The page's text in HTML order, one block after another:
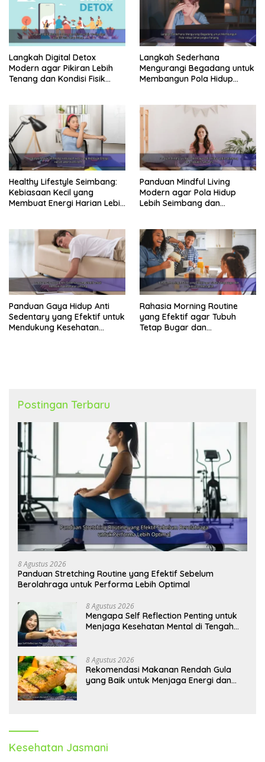
Langkah Digital Detox
Modern agar Pikiran Lebih
Tenang dan Kondisi Fisik
Langkah Sederhana
Mengurangi Begadang untuk
Membangun Pola Hidup
Healthy Lifestyle Seimbang:
Kebiasaan Kecil yang
Membuat Energi Harian Lebih
Panduan Mindful Living
Modern agar Pola Hidup
Lebih Seimbang dan
Panduan Gaya Hidup Anti
Sedentary yang Efektif untuk
Mendukung Kesehatan
Rahasia Morning Routine
yang Efektif agar Tubuh
Tetap Bugar dan
Postingan Terbaru
8 Agustus 2026
Panduan Stretching Routine yang Efektif Sebelum
Berolahraga untuk Performa Lebih Optimal
8 Agustus 2026
Mengapa Self Reflection Penting untuk
Menjaga Kesehatan Mental di Tengah
8 Agustus 2026
Rekomendasi Makanan Rendah Gula
yang Baik untuk Menjaga Energi dan
Kesehatan Jasmani